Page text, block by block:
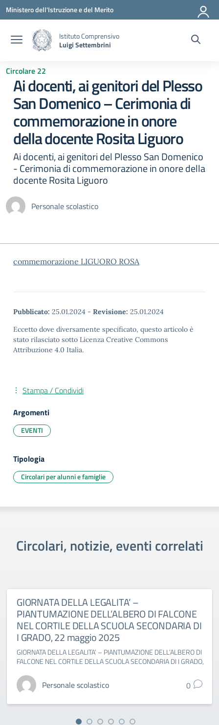
Vai ai contenuti
Vai al menu di navigazione
Vai al footer
Ministero dell'Istruzione e del Merito
Istituto Comprensivo
Luigi Settembrini
Circolare 22
Ai docenti, ai genitori del Plesso
San Domenico – Cerimonia di
commemorazione in onore
della docente Rosita Liguoro
Ai docenti, ai genitori del Plesso San Domenico
- Cerimonia di commemorazione in onore della
docente Rosita Liguoro
Personale scolastico
commemorazione LIGUORO ROSA
Pubblicato: 25.01.2024 - Revisione: 25.01.2024
Eccetto dove diversamente specificato, questo articolo è
stato rilasciato sotto Licenza Creative Commons
Attribuzione 4.0 Italia.
Stampa / Condividi
Argomenti
EVENTI
Tipologia
Circolari per alunni e famiglie
Circolari, notizie, eventi correlati
GIORNATA DELLA LEGALITA’ –
PIANTUMAZIONE DELL’ALBERO DI FALCONE
NEL CORTILE DELLA SCUOLA SECONDARIA DI
I GRADO, 22 maggio 2025
GIORNATA DELLA LEGALITA’ – PIANTUMAZIONE DELL’ALBERO DI
FALCONE NEL CORTILE DELLA SCUOLA SECONDARIA DI I GRADO,
Personale scolastico 0